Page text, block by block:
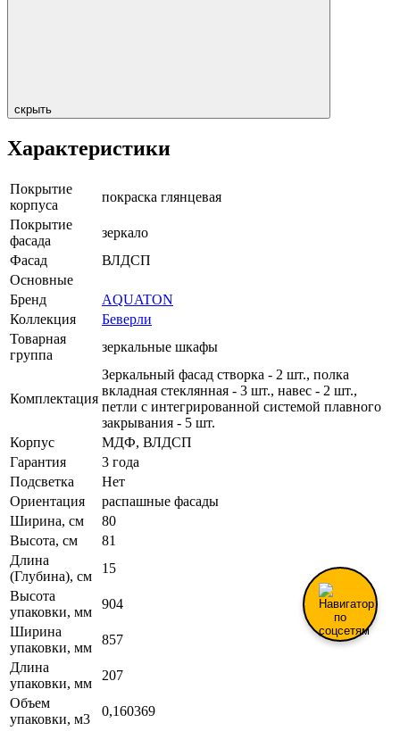
скрыть
Характеристики
Покрытие
корпуса
покраска глянцевая
Покрытие
фасада
зеркало
Фасад
ВЛДСП
Основные
Бренд
AQUATON
Коллекция
Беверли
Товарная
группа
зеркальные шкафы
Комплектация
Зеркальный фасад створка - 2 шт., полка
вкладная стеклянная - 3 шт., навес - 2 шт.,
петли с интегрированной системой плавного
закрывания - 5 шт.
Корпус
МДФ, ВЛДСП
Гарантия
3 года
Подсветка
Нет
Ориентация
распашные фасады
Ширина, см
80
Высота, см
81
Длина
(Глубина), см
15
Высота
упаковки, мм
904
Ширина
упаковки, мм
857
Длина
упаковки, мм
207
Объем
упаковки, м3
0,160369